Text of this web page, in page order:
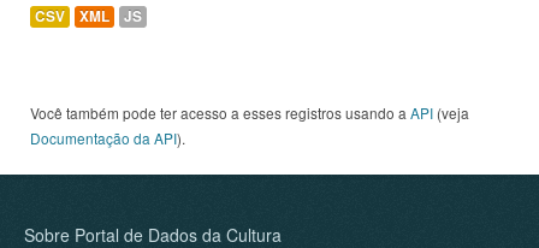
CSV XML JS
Você também pode ter acesso a esses registros usando a API (veja
Documentação da API).
Sobre Portal de Dados da Cultura